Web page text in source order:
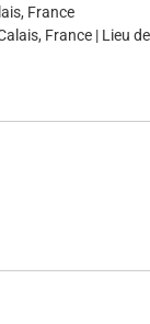
France